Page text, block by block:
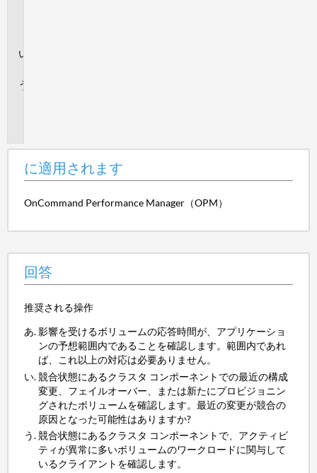
に適用されます
OnCommand Performance Manager（OPM）
回答
推奨される操作
影響を受けるボリュームの応答時間が、アプリケーショ
ンの予想範囲内であることを確認します。範囲内であれ
ば、これ以上の対応は必要ありません。
競合状態にあるクラスタ コンポーネントでの最近の構成
変更、フェイルオーバー、または新たにプロビジョニン
グされたボリュームを確認します。最近の変更が競合の
原因となった可能性はありますか?
競合状態にあるクラスタ コンポーネントで、アクティビ
ティが異常に多いボリュームのワークロードに関与して
いるクライアントを確認します。